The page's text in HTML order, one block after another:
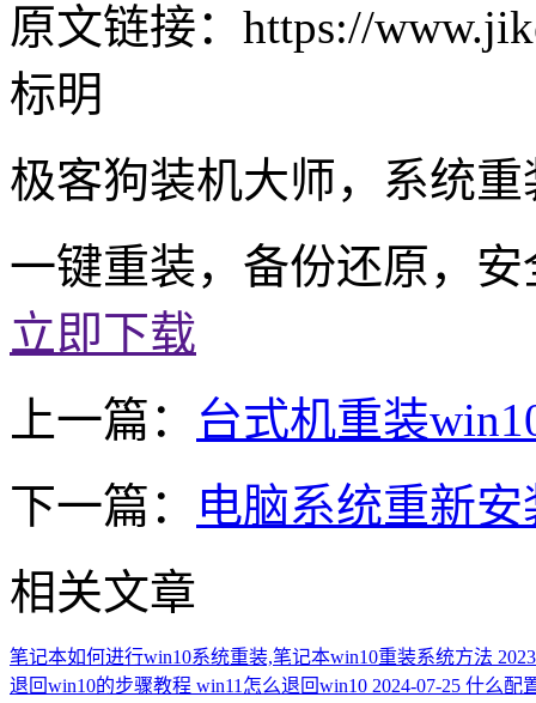
原文链接：https://
标明
极客狗装机大师，系统
一键重装，备份还原，
立即下载
上一篇： 台式机重装
下一篇：
电脑系统重新
相关文章
笔记本如何进行win10系统重装,笔记本win10重装系统方法
退回win10的步骤教程 win11怎么退回win10 2024-07-25 什么配